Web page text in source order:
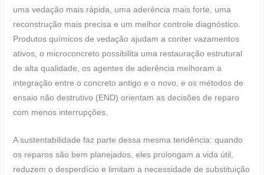
uma vedação mais rápida, uma aderência mais forte, uma
reconstrução mais precisa e um melhor controle diagnóstico.
Produtos químicos de vedação ajudam a conter vazamentos
ativos, o microconcreto possibilita uma restauração estrutural
de alta qualidade, os agentes de aderência melhoram a
integração entre o concreto antigo e o novo, e os métodos de
ensaio não destrutivo (END) orientam as decisões de reparo
com menos interrupções.
A sustentabilidade faz parte dessa mesma tendência: quando
os reparos são bem planejados, eles prolongam a vida útil,
reduzem o desperdício e limitam a necessidade de substituição